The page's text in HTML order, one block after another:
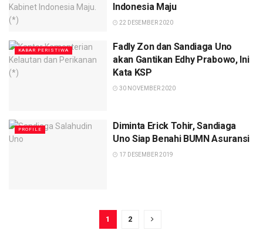
Indonesia Maju
22 DESEMBER 2020
KABAR PERISTIWA
Fadly Zon dan Sandiaga Uno
akan Gantikan Edhy Prabowo, Ini
Kata KSP
30 NOVEMBER 2020
PROFILE
Diminta Erick Tohir, Sandiaga
Uno Siap Benahi BUMN Asuransi
17 DESEMBER 2019
1 2